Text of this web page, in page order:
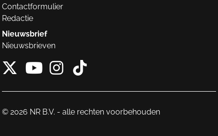
Contactformulier
Redactie
Nieuwsbrief
Nieuwsbrieven
X van NieuwRechts
Instagram van
Tiktok van
© 2026 NR B.V. - alle rechten voorbehouden